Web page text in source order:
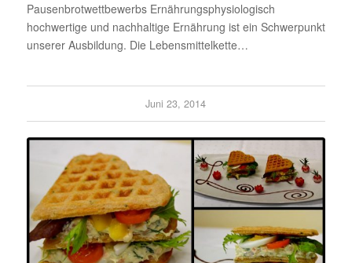
Pausenbrotwettbewerbs Ernährungsphysiologisch
hochwertige und nachhaltige Ernährung ist ein Schwerpunkt
unserer Ausbildung. Die Lebensmittelkette…
Juni 23, 2014